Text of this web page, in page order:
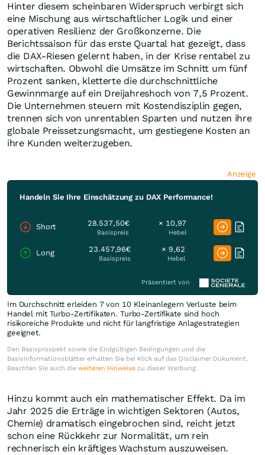
Hinter diesem scheinbaren Widerspruch verbirgt sich
eine Mischung aus wirtschaftlicher Logik und einer
operativen Resilienz der Großkonzerne. Die
Berichtssaison für das erste Quartal hat gezeigt, dass
die DAX-Riesen gelernt haben, in der Krise rentabel zu
wirtschaften. Obwohl die Umsätze im Schnitt um fünf
Prozent sanken, kletterte die durchschnittliche
Gewinnmarge auf ein Dreijahreshoch von 7,5 Prozent.
Die Unternehmen steuern mit Kostendisziplin gegen,
trennen sich von unrentablen Sparten und nutzen ihre
globale Preissetzungsmacht, um gestiegene Kosten an
ihre Kunden weiterzugeben.
Anzeige
Handeln Sie Ihre Einschätzung zu DAX Performance!
Short 28.537,50€
Basispreis
× 10,97
Hebel
Long 23.457,96€
Basispreis
× 9,62
Hebel
Präsentiert von
Im Durchschnitt erleiden 7 von 10 Kleinanlegern Verluste beim
Handel mit Turbo-Zertifikaten. Turbo-Zertifikate sind hoch
risikoreiche Produkte und nicht für langfristige Anlagestrategien
geeignet.
Den Basisprospekt sowie die Endgültigen Bedingungen und die
Basisinformationsblätter erhalten Sie bei Klick auf das Disclaimer Dokument.
Beachten Sie auch die weiteren Hinweise zu dieser Werbung.
Hinzu kommt auch ein mathematischer Effekt. Da im
Jahr 2025 die Erträge in wichtigen Sektoren (Autos,
Chemie) dramatisch eingebrochen sind, reicht jetzt
schon eine Rückkehr zur Normalität, um rein
rechnerisch ein kräftiges Wachstum auszuweisen.